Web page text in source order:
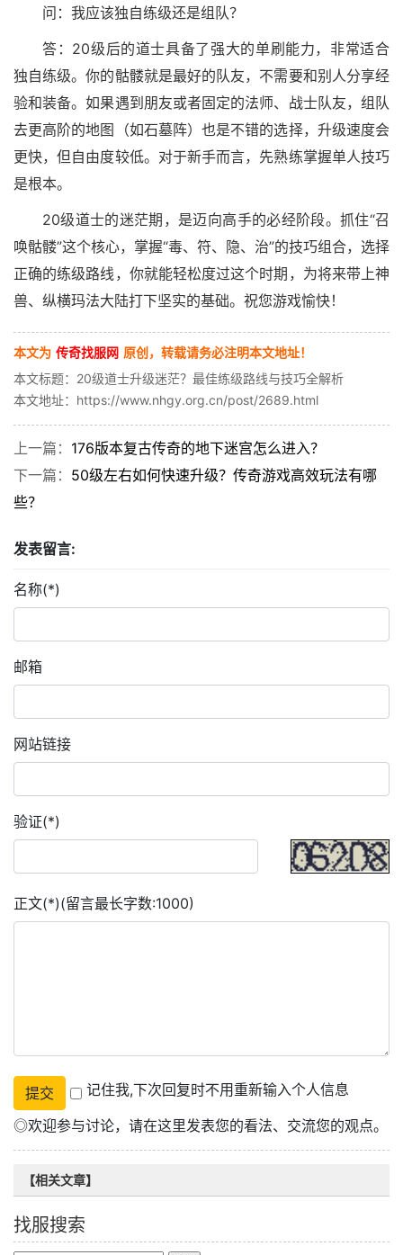
问：我应该独自练级还是组队？
答：20级后的道士具备了强大的单刷能力，非常适合
独自练级。你的骷髅就是最好的队友，不需要和别人分享经
验和装备。如果遇到朋友或者固定的法师、战士队友，组队
去更高阶的地图（如石墓阵）也是不错的选择，升级速度会
更快，但自由度较低。对于新手而言，先熟练掌握单人技巧
是根本。
20级道士的迷茫期，是迈向高手的必经阶段。抓住“召
唤骷髅”这个核心，掌握“毒、符、隐、治”的技巧组合，选择
正确的练级路线，你就能轻松度过这个时期，为将来带上神
兽、纵横玛法大陆打下坚实的基础。祝您游戏愉快！
本文为 传奇找服网 原创，转载请务必注明本文地址！
本文标题：20级道士升级迷茫？最佳练级路线与技巧全解析
本文地址：https://www.nhgy.org.cn/post/2689.html
上一篇： 176版本复古传奇的地下迷宫怎么进入？
下一篇： 50级左右如何快速升级？传奇游戏高效玩法有哪
些？
发表留言:
名称(*)
邮箱
网站链接
验证(*)
正文(*)(留言最长字数:1000)
记住我,下次回复时不用重新输入个人信息
◎欢迎参与讨论，请在这里发表您的看法、交流您的观点。
【相关文章】
找服搜索